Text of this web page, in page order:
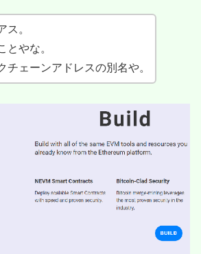
ス。
とやな。
チェーンアドレスの別名や。